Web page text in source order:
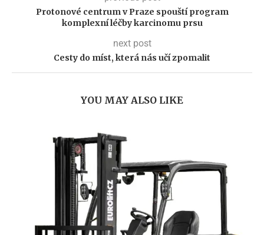
Protonové centrum v Praze spouští program
komplexní léčby karcinomu prsu
next post
Cesty do míst, která nás učí zpomalit
YOU MAY ALSO LIKE